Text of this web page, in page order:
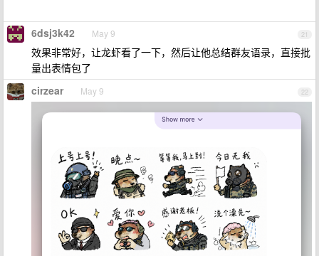
21
6dsj3k42 May 9
效果非常好，让龙虾看了一下，然后让他总结群友语录，直接批
量出表情包了
22
cirzear May 9